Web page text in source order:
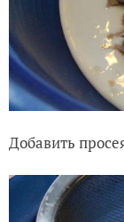
Добавить